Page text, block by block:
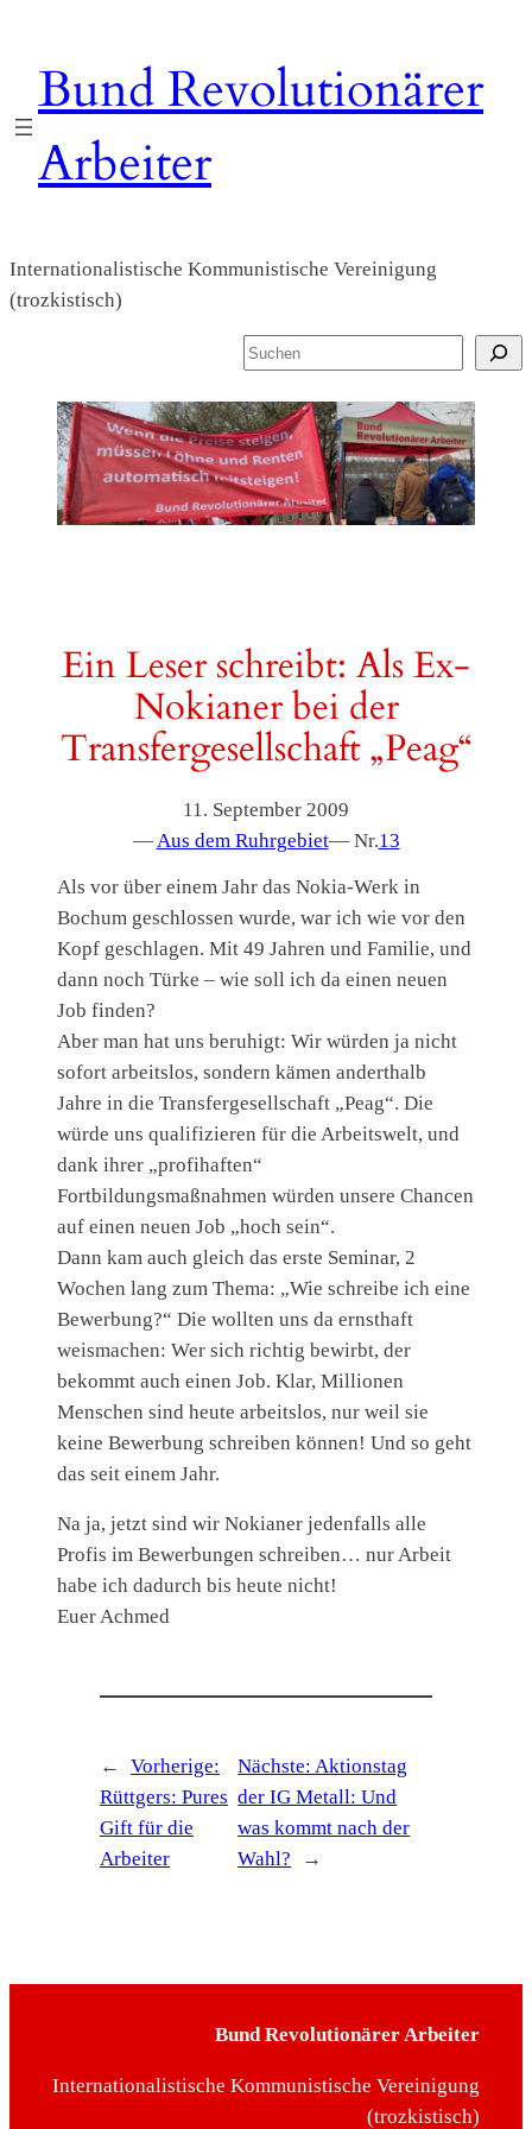
springen
Bund Revolutionärer
Arbeiter
Internationalistische Kommunistische Vereinigung
(trozkistisch)
S
c
h
e
n
Ein Leser schreibt: Als Ex-
Nokianer bei der
Transfergesellschaft „Peag“
11. September 2009
—Aus dem Ruhrgebiet— Nr.13
Als vor über einem Jahr das Nokia-Werk in
Bochum geschlossen wurde, war ich wie vor den
Kopf geschlagen. Mit 49 Jahren und Familie, und
dann noch Türke – wie soll ich da einen neuen
Job finden?
Aber man hat uns beruhigt: Wir würden ja nicht
sofort arbeitslos, sondern kämen anderthalb
Jahre in die Transfergesellschaft „Peag“. Die
würde uns qualifizieren für die Arbeitswelt, und
dank ihrer „profihaften“
Fortbildungsmaßnahmen würden unsere Chancen
auf einen neuen Job „hoch sein“.
Dann kam auch gleich das erste Seminar, 2
Wochen lang zum Thema: „Wie schreibe ich eine
Bewerbung?“ Die wollten uns da ernsthaft
weismachen: Wer sich richtig bewirbt, der
bekommt auch einen Job. Klar, Millionen
Menschen sind heute arbeitslos, nur weil sie
keine Bewerbung schreiben können! Und so geht
das seit einem Jahr.
Na ja, jetzt sind wir Nokianer jedenfalls alle
Profis im Bewerbungen schreiben… nur Arbeit
habe ich dadurch bis heute nicht!
Euer Achmed
←
Vorherige:
Rüttgers: Pures
Gift für die
Arbeiter
Nächste:Aktionstag
der IG Metall: Und
was kommt nach der
Wahl?
→
Bund Revolutionärer Arbeiter
Internationalistische Kommunistische Vereinigung
(trozkistisch)